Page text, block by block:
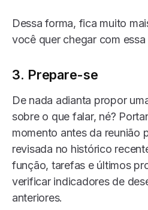
Dessa forma, fica muito
você quer chegar com essa
3. Prepare-se
De nada adianta propor
sobre o que falar, né?
momento antes da reunião
revisada no histórico
função, tarefas e últimos
verificar indicadores de
anteriores.